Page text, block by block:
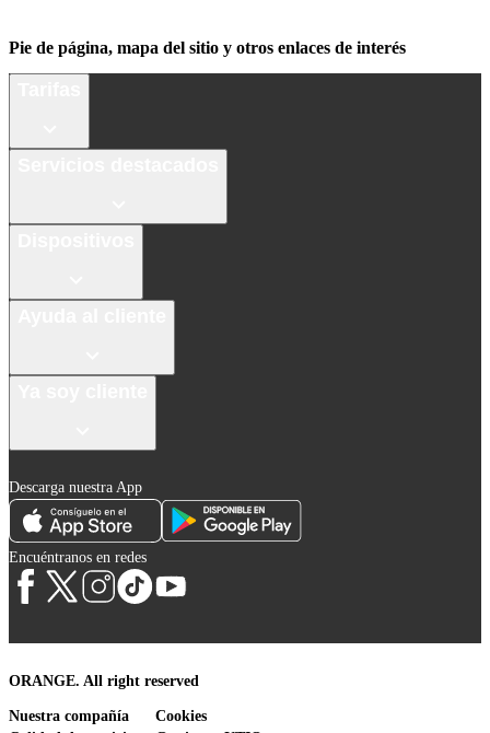
Pie de página, mapa del sitio y otros enlaces de interés
Descarga nuestra App
Encuéntranos en redes
ORANGE. All right reserved
Nuestra compañía
Cookies